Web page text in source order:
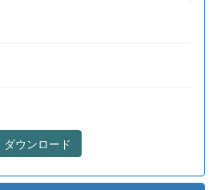
ダウンロード